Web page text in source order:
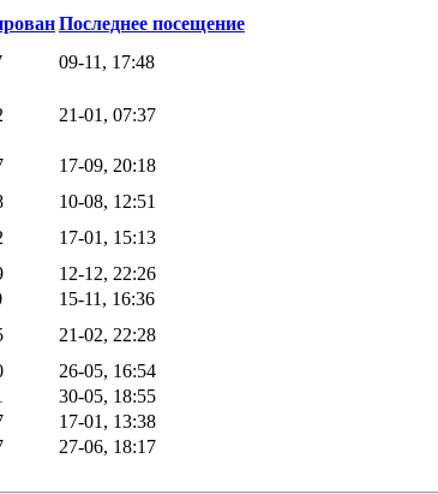
Последнее посещение
09-11, 17:48
21-01, 07:37
17-09, 20:18
10-08, 12:51
17-01, 15:13
12-12, 22:26
15-11, 16:36
21-02, 22:28
26-05, 16:54
30-05, 18:55
17-01, 13:38
27-06, 18:17